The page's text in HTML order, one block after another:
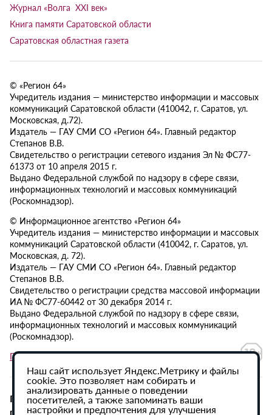
Журнал «Волга XXI век»
Книга памяти Саратовской области
Саратовская областная газета
© «Регион 64»
Учредитель издания — министерство информации и массовых
коммуникаций Саратовской области (410042, г. Саратов, ул.
Московская, д.72).
Издатель — ГАУ СМИ СО «Регион 64». Главный редактор
Степанов В.В.
Свидетельство о регистрации сетевого издания Эл № ФС77-
61373 от 10 апреля 2015 г.
Выдано Федеральной службой по надзору в сфере связи,
информационных технологий и массовых коммуникаций
(Роскомнадзор).
© Информационное агентство «Регион 64»
Учредитель издания — министерство информации и массовых
коммуникаций Саратовской области (410042, г. Саратов, ул.
Московская, д. 72).
Издатель — ГАУ СМИ СО «Регион 64». Главный редактор
Степанов В.В.
Свидетельство о регистрации средства массовой информации
ИА № ФС77-60442 от 30 декабря 2014 г.
Выдано Федеральной службой по надзору в сфере связи,
информационных технологий и массовых коммуникаций
(Роскомнадзор).
Политика в отношении обработки персональных данных
При использовании материалов сайта активная
гиперссылка на ИА «Регион 64» обязательна.
Наш сайт использует Яндекс.Метрику и файлы
cookie. Это позволяет нам собирать и
анализировать данные о поведении
посетителей, а также запоминать ваши
настройки и предпочтения для улучшения